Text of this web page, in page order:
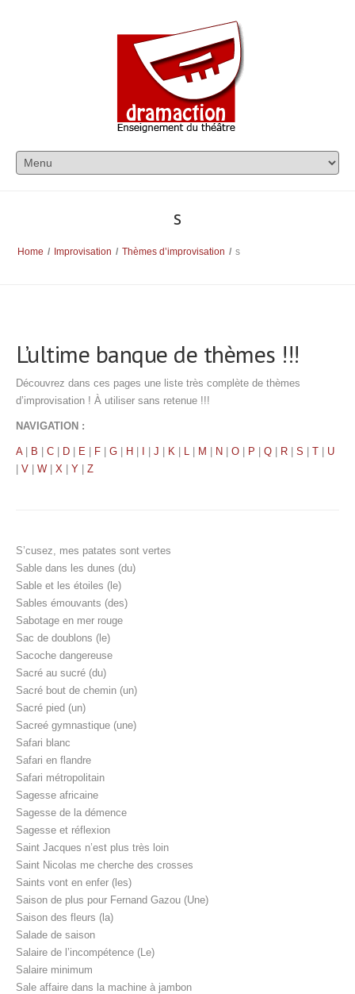
s
Home / Improvisation / Thèmes d’improvisation / s
L’ultime banque de thèmes !!!
Découvrez dans ces pages une liste très complète de thèmes
d’improvisation ! À utiliser sans retenue !!!
NAVIGATION :
A| B C D E F G H J K L M N O P Q R S T
U
V W X Y Z
S’cusez, mes patates sont vertes
Sable dans les dunes (du)
Sable et les étoiles (le)
Sables émouvants (des)
Sabotage en mer rouge
Sac de doublons (le)
Sacoche dangereuse
Sacré au sucré (du)
Sacré bout de chemin (un)
Sacré pied (un)
Sacreé gymnastique (une)
Safari blanc
Safari en flandre
Safari métropolitain
Sagesse africaine
Sagesse de la démence
Sagesse et réflexion
Saint Jacques n’est plus très loin
Saint Nicolas me cherche des crosses
Saints vont en enfer (les)
Saison de plus pour Fernand Gazou (Une)
Saison des fleurs (la)
Salade de saison
Salaire de l’incompétence (Le)
Salaire minimum
Sale affaire dans la machine à jambon